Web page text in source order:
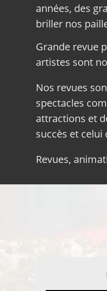
années, des
briller nos
Grande revue
artistes sont
Nos revues
spectacles
attractions et
succès et celui
Revues,